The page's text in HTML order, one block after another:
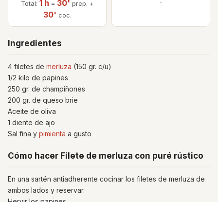
Total: 1 h = 30' prep. +
30' coc.
-
Ingredientes
4 filetes de merluza (150 gr. c/u)
1/2 kilo de papines
250 gr. de champiñones
200 gr. de queso brie
Aceite de oliva
1 diente de ajo
Sal fina y pimienta a gusto
Cómo hacer Filete de merluza con puré rústico
En una sartén antiadherente cocinar los filetes de merluza de
ambos lados y reservar.